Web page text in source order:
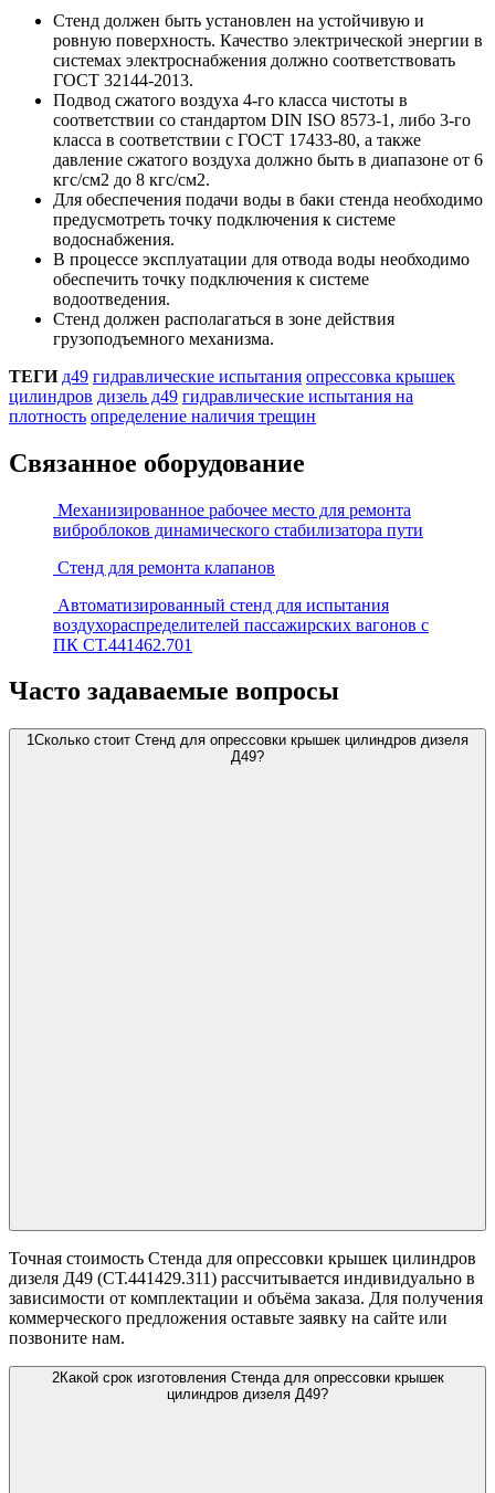
Стенд должен быть установлен на устойчивую и
ровную поверхность. Качество электрической энергии в
системах электроснабжения должно соответствовать
ГОСТ 32144-2013.
Подвод сжатого воздуха 4-го класса чистоты в
соответствии со стандартом DIN ISO 8573-1, либо 3-го
класса в соответствии с ГОСТ 17433-80, а также
давление сжатого воздуха должно быть в диапазоне от 6
кгс/см2 до 8 кгс/см2.
Для обеспечения подачи воды в баки стенда необходимо
предусмотреть точку подключения к системе
водоснабжения.
В процессе эксплуатации для отвода воды необходимо
обеспечить точку подключения к системе
водоотведения.
Стенд должен располагаться в зоне действия
грузоподъемного механизма.
ТЕГИ д49 гидравлические испытания опрессовка крышек
цилиндров дизель д49 гидравлические испытания на
плотность определение наличия трещин
Связанное оборудование
Механизированное рабочее место для ремонта
виброблоков динамического стабилизатора пути
Стенд для ремонта клапанов
Автоматизированный стенд для испытания
воздухораспределителей пассажирских вагонов с
ПК СТ.441462.701
Часто задаваемые вопросы
1Сколько стоит Стенд для опрессовки крышек цилиндров дизеля
Д49?
Точная стоимость Стенда для опрессовки крышек цилиндров
дизеля Д49 (СТ.441429.311) рассчитывается индивидуально в
зависимости от комплектации и объёма заказа. Для получения
коммерческого предложения оставьте заявку на сайте или
позвоните нам.
2Какой срок изготовления Стенда для опрессовки крышек
цилиндров дизеля Д49?